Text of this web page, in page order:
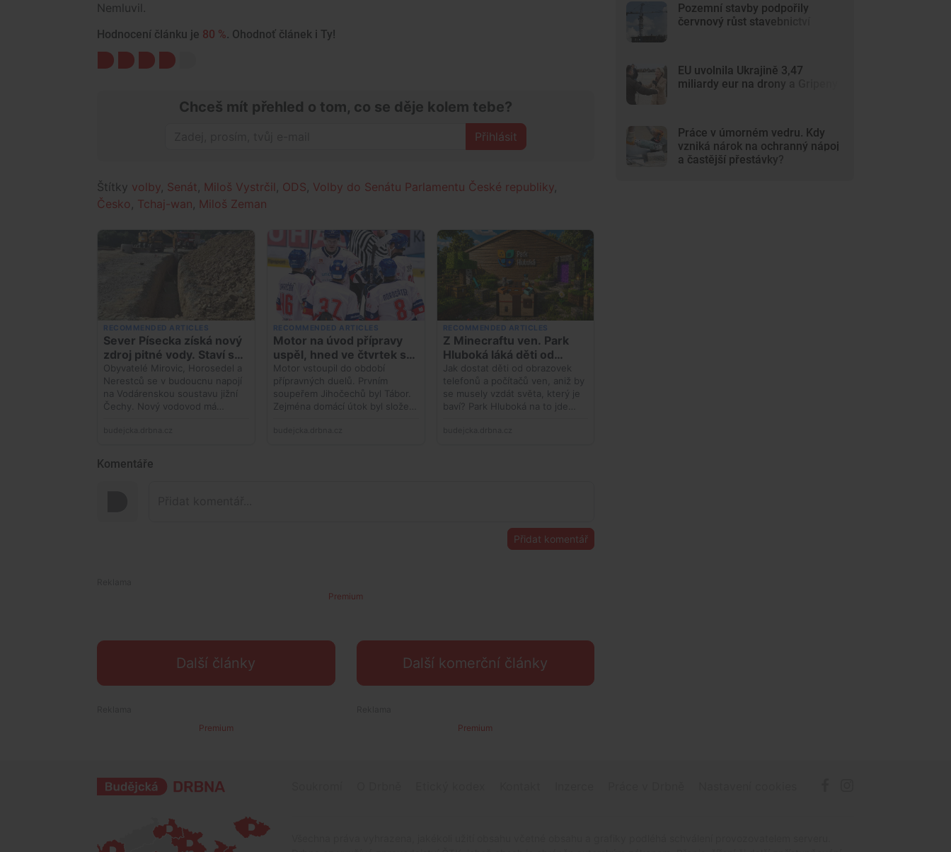
Nemluvil.
Hodnocení článku je 80 %. Ohodnoť článek i Ty!
Chceš mít přehled o tom, co se děje kolem tebe?
Přihlásit
Štítky volby, Senát, Miloš Vystrčil , ODS, Volby do Senátu Parlamentu České republiky,
Česko , Tchaj-wan, Miloš Zeman
Komentáře
Přidat komentář
Premium
Další články Další komerční články
Pozemní stavby podpořily
červnový růst stavebnictví
EU uvolnila Ukrajině 3,47
miliardy eur na drony a Gripeny
Práce v úmorném vedru. Kdy
vzniká nárok na ochranný nápoj
a častější přestávky?
Premium Premium